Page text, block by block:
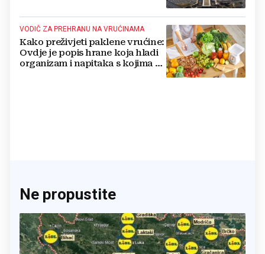
VODIČ ZA PREHRANU NA VRUĆINAMA
Kako preživjeti paklene vrućine:
Ovdje je popis hrane koja hladi
organizam i napitaka s kojima si
Ne propustite